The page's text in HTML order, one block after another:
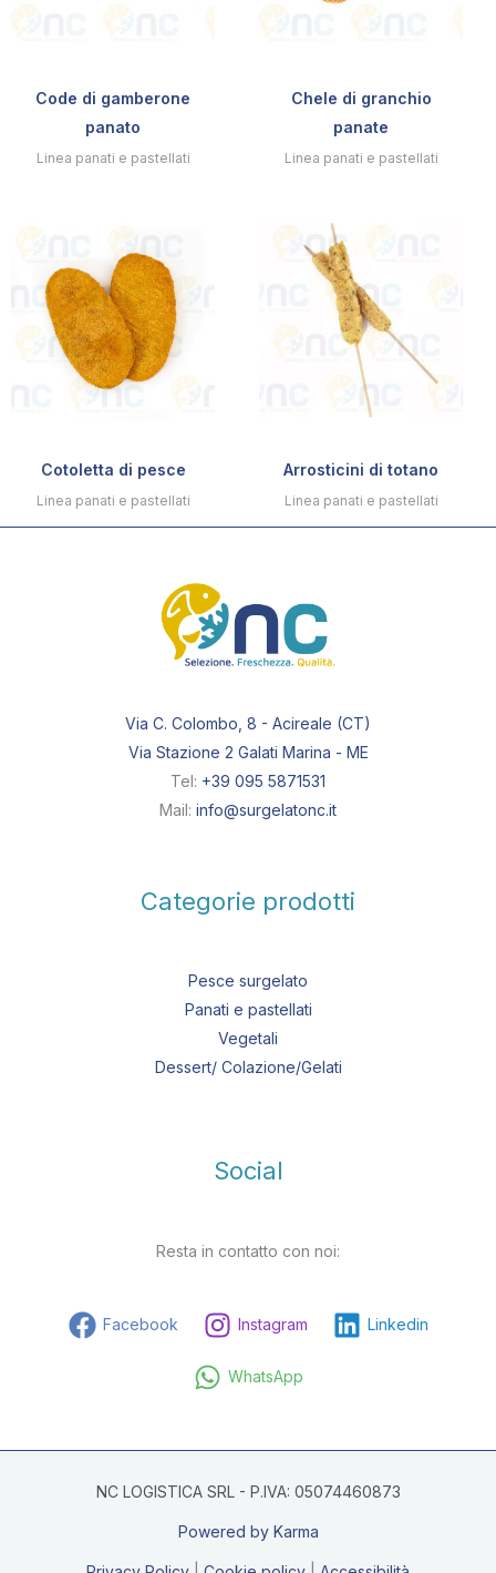
Code di gamberone
panato
Linea panati e pastellati
Chele di granchio
panate
Linea panati e pastellati
Cotoletta di pesce
Linea panati e pastellati
Arrosticini di totano
Linea panati e pastellati
Via C. Colombo, 8 - Acireale (CT)
Via Stazione 2 Galati Marina - ME
Tel: +39 095 5871531
Mail: info@surgelatonc.it
Categorie prodotti
Pesce surgelato
Panati e pastellati
Vegetali
Dessert/ Colazione/Gelati
Social
Resta in contatto con noi:
Facebook Instagram Linkedin
WhatsApp
NC LOGISTICA SRL - P.IVA: 05074460873
Powered by Karma